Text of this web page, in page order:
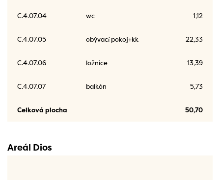
C.4.07.04 wc 1,12
C.4.07.05 obývací pokoj+kk 22,33
C.4.07.06 ložnice 13,39
C.4.07.07 balkón 5,73
Celková plocha 50,70
Areál Dios